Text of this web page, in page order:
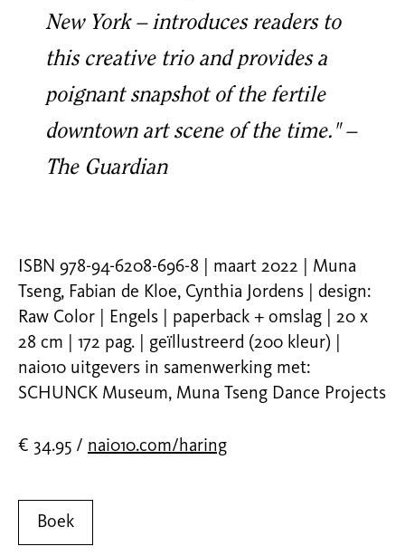
New York – introduces readers to
this creative trio and provides a
poignant snapshot of the fertile
downtown art scene of the time." –
The Guardian
ISBN 978-94-6208-696-8 | maart 2022 | Muna
Tseng, Fabian de Kloe, Cynthia Jordens | design:
Raw Color | Engels | paperback + omslag | 20 x
28 cm | 172 pag. | geïllustreerd (200 kleur) |
nai010 uitgevers in samenwerking met:
SCHUNCK Museum, Muna Tseng Dance Projects
€ 34.95 / nai010.com/haring
Boek